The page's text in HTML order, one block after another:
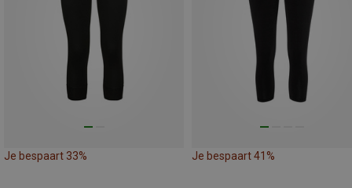
Je bespaart 33% Je bespaart 41%